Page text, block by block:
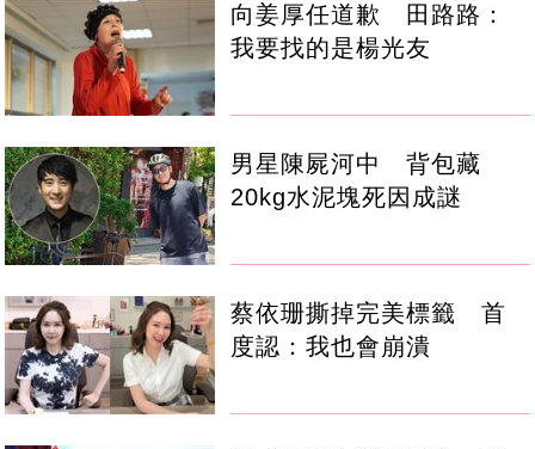
向姜厚任道歉 田路路：
我要找的是楊光友
男星陳屍河中 背包藏
20kg水泥塊死因成謎
蔡依珊撕掉完美標籤 首
度認：我也會崩潰